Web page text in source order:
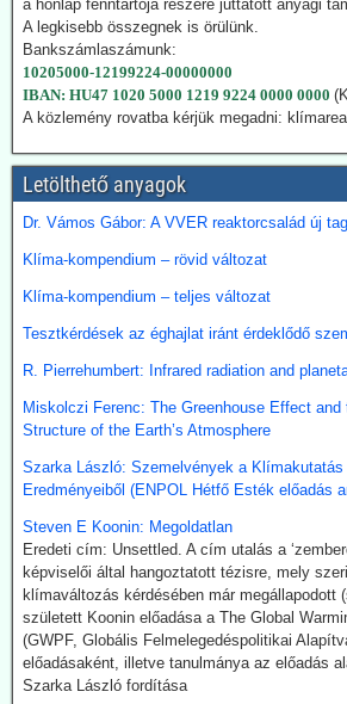
amit a Fischer-Tropsch eljárás szerint
folyékony szénhidrogén-keveréket, azaz
megfelelő irányításánál a végtermék
legalábbis indiai források szerint
Kommentárunk: Semmi kifogásunk nincs a
adófizetői szubvenciókból akar megélni - az
2026.07.21. Uncut-News: Ki
klíma-lezárásokat a kovid-
Google és az egyéb MI által
elmélet. Az igazság evvel szemben az,
WHO megbízásából dolgozó
világ legnagyobb vállalatait összefogó
miatti lezárások a vörös hús
járműhasználat korlátozását, a
kitermelésének megszüntetését és
intézkedéseket jelentenének.
összeesküvés-elmélet terjesztőknek,
kompromisszum nélkül terjesztőinek
2026.07.21. The Sociable:
a moduláris atomerőművek
Az Egyesült Államok, Japán és Dél-Korea
kis moduláris atomreaktorok
a honlap fenntartója részére juttatott anyagi
A legkisebb összegnek is örülünk.
Bankszámlaszámunk:
10205000-12199224-00000000
IBAN: HU47 1020 5000 1219 9224 0000 0000
A közlemény rovatba kérjük megadni:
Letölthető anyagok
Dr. Vámos Gábor: A VVER reaktorcsalád új
Klíma-kompendium – rövid változat
Klíma-kompendium – teljes változat
Tesztkérdések az éghajlat iránt érdeklődő
R. Pierrehumbert: Infrared radiation and
Miskolczi Ferenc: The Greenhouse Effect and
Structure of the Earth’s Atmosphere
Szarka László: Szemelvények a Klímakutatás
Eredményeiből (ENPOL Hétfő Esték előadás
Steven E Koonin: Megoldatlan
Eredeti cím: Unsettled. A cím utalás a
képviselői által hangoztatott tézisre, mely
klímaváltozás kérdésében már megállapodott
született Koonin előadása a The Global
(GWPF, Globális Felmelegedéspolitikai
előadásaként, illetve tanulmánya az előadás
Szarka László fordítása